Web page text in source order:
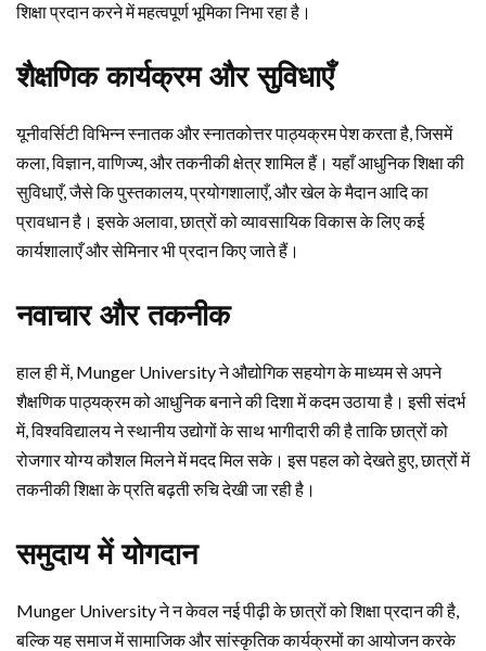
शिक्षा प्रदान करने में महत्वपूर्ण भूमिका निभा रहा है।
शैक्षणिक कार्यक्रम और सुविधाएँ
यूनीवर्सिटी विभिन्न स्नातक और स्नातकोत्तर पाठ्यक्रम पेश करता है, जिसमें
कला, विज्ञान, वाणिज्य, और तकनीकी क्षेत्र शामिल हैं। यहाँ आधुनिक शिक्षा की
सुविधाएँ, जैसे कि पुस्तकालय, प्रयोगशालाएँ, और खेल के मैदान आदि का
प्रावधान है। इसके अलावा, छात्रों को व्यावसायिक विकास के लिए कई
कार्यशालाएँ और सेमिनार भी प्रदान किए जाते हैं।
नवाचार और तकनीक
हाल ही में, Munger University ने औद्योगिक सहयोग के माध्यम से अपने
शैक्षणिक पाठ्यक्रम को आधुनिक बनाने की दिशा में कदम उठाया है। इसी संदर्भ
में, विश्वविद्यालय ने स्थानीय उद्योगों के साथ भागीदारी की है ताकि छात्रों को
रोजगार योग्य कौशल मिलने में मदद मिल सके। इस पहल को देखते हुए, छात्रों में
तकनीकी शिक्षा के प्रति बढ़ती रुचि देखी जा रही है।
समुदाय में योगदान
Munger University ने न केवल नई पीढ़ी के छात्रों को शिक्षा प्रदान की है,
बल्कि यह समाज में सामाजिक और सांस्कृतिक कार्यक्रमों का आयोजन करके